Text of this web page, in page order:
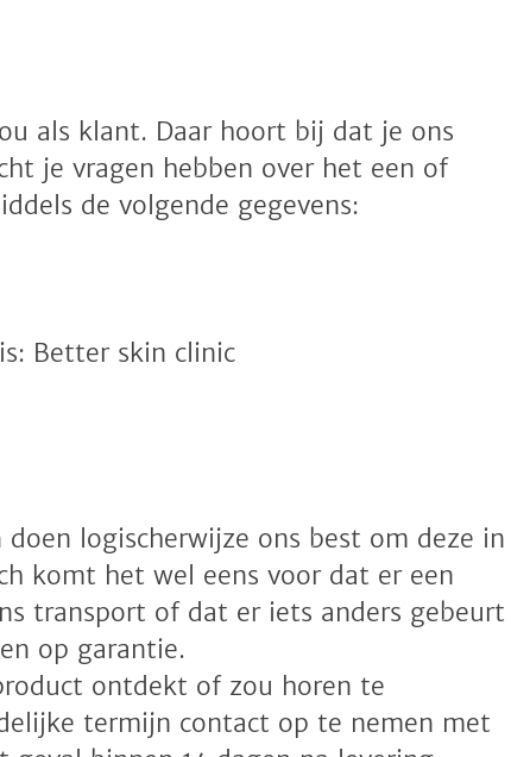
als klant. Daar hoort bij dat je ons
je vragen hebben over het een of
de volgende gegevens:
Better skin clinic
logischerwijze ons best om deze in
komt het wel eens voor dat er een
transport of dat er iets anders gebeurt
op garantie.
ontdekt of zou horen te
termijn contact op te nemen met